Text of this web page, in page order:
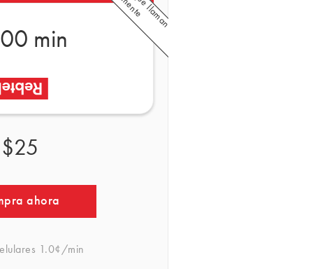
min
$25
ahora
1.0¢/min